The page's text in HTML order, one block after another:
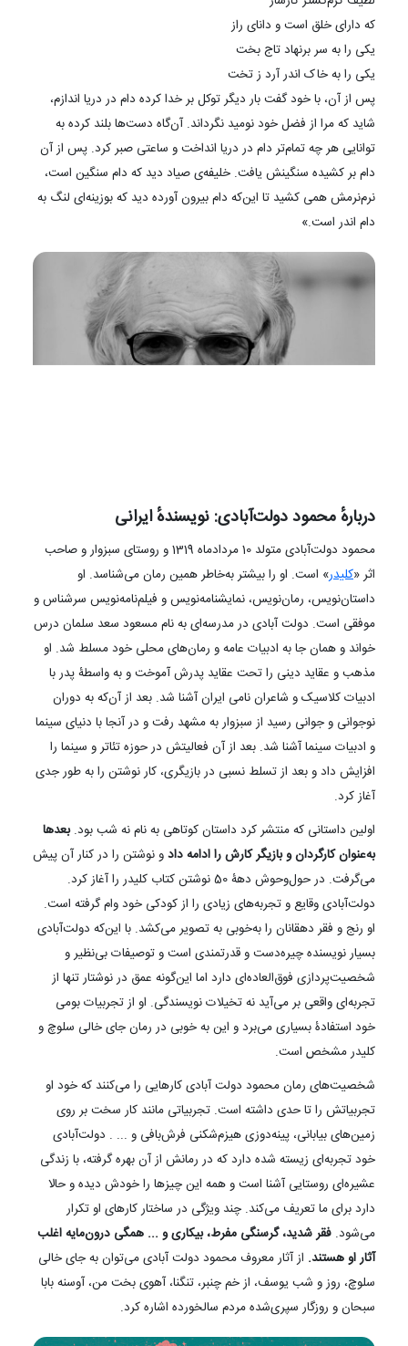
که دارای خلق است و دانای راز
یکی را به سر برنهاد تاج بخت
یکی را به خاک اندر آرد ز تخت
پس از آن، با خود گفت بار دیگر توکل بر خدا کرده دام در دریا اندازم،
شاید که مرا از فضل خود نومید نگرداند. آن‌گاه دست‌ها بلند کرده به
توانایی هر چه تمام‌تر دام در دریا انداخت و ساعتی صبر کرد. پس از آن
دام بر کشیده سنگینش یافت. خلیفه‌ی صیاد دید که دام سنگین است،
نرم‌نرمش همی کشید تا این‌که دام بیرون آورده دید که بوزینه‌ای لنگ به
دام اندر است.»
دربارهٔ محمود دولت‌آبادی: نویسندهٔ ایرانی
محمود دولت‌آبادی متولد 10 مردادماه 1319 و روستای سبزوار و صاحب
اثر «کلیدر» است. او را بیشتر به‌خاطر همین رمان می‌شناسد. او
داستان‌نویس، رمان‌نویس، نمایشنامه‌نویس و فیلم‌نامه‌نویس سرشناس و
موفقی است. دولت آبادی در مدرسه‌ای به نام مسعود سعد سلمان درس
خواند و همان جا به ادبیات عامه و رمان‌های محلی خود مسلط شد. او
مذهب و عقاید دینی را تحت عقاید پدرش آموخت و به ‌واسطۀ پدر با
ادبیات کلاسیک و شاعران نامی ایران آشنا شد. بعد از آن‌که به دوران
نوجوانی و جوانی رسید از سبزوار به مشهد رفت و در آنجا با دنیای سینما
و ادبیات سینما آشنا شد. بعد از آن فعالیتش در حوزه تئاتر و سینما را
افزایش داد و بعد از تسلط نسبی در بازیگری، کار نوشتن را به ‌طور جدی
آغاز کرد.
اولین داستانی که منتشر کرد داستان کوتاهی به نام نه شب بود.بعدها
به‌عنوان کارگردان و بازیگر کارش را ادامه دادو نوشتن را در کنار آن پیش
می‌گرفت. در حول‌وحوش دهۀ 50 نوشتن کتاب کلیدر را آغاز کرد.
دولت‌آبادی وقایع و تجربه‌های زیادی را از کودکی خود وام گرفته است.
او رنج و فقر دهقانان را به‌خوبی به تصویر می‌کشد. با این‌که دولت‌آبادی
بسیار نویسنده چیره‌دست و قدرتمندی است و توصیفات بی‌نظیر و
شخصیت‌پردازی فوق‌العاده‌ای دارد اما این‌گونه عمق در نوشتار تنها از
تجربه‌ای واقعی بر می‌آید نه تخیلات نویسندگی. او از تجربیات بومی
خود استفادۀ بسیاری می‌برد و این به خوبی در رمان جای خالی سلوچ و
کلیدر مشخص است.
شخصیت‌های رمان محمود دولت آبادی کارهایی را می‌کنند که خود او
تجربیاتش را تا حدی داشته است. تجربیاتی مانند کار سخت بر روی
زمین‌های بیابانی، پینه‌دوزی هیزم‌شکنی فرش‌بافی و ... . دولت‌آبادی
خود تجربه‌ای زیسته شده دارد که در رمانش از آن بهره گرفته، با زندگی
عشیره‌ای روستایی آشنا است و همه این چیزها را خودش دیده و حالا
دارد برای ما تعریف می‌کند. چند ویژگی در ساختار کارهای او تکرار
می‌شود. فقر شدید، گرسنگی مفرط، بیکاری و ... همگی درون‌مایه اغلب
آثار او هستند. از آثار معروف محمود دولت آبادی می‌توان به جای خالی
سلوچ، روز و شب یوسف، از خم چنبر، تنگنا، آهوی بخت من، آوسنه بابا
سبحان و روزگار سپری‌شده مردم سالخورده اشاره کرد.